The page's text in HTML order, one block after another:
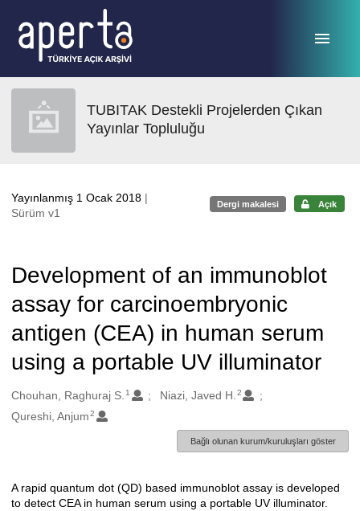
TUBITAK Destekli Projelerden Çıkan
Yayınlar Topluluğu
Yayınlanmış 1 Ocak 2018 |
Sürüm v1
Dergi makalesi Açık
Development of an immunoblot
assay for carcinoembryonic
antigen (CEA) in human serum
using a portable UV illuminator
Oluşturanlar
Chouhan, Raghuraj S. 1 Niazi, Javed H. 2
Qureshi, Anjum 2
Bağlı olunan kurum/kuruluşları göster
Açıklama
A rapid quantum dot (QD) based immunoblot assay is developed
to detect CEA in human serum using a portable UV illuminator.